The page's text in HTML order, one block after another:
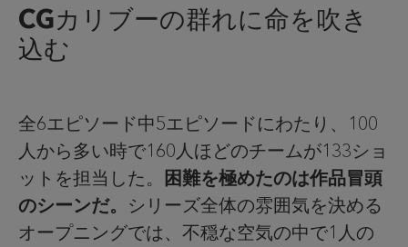
CGカリブーの群れに命を吹き
込む
全6エピソード中5エピソードにわたり、100
人から多い時で160人ほどのチームが133ショ
ットを担当した。
困難を極めたのは作品冒頭
のシーンだ。 シリーズ全体の雰囲気を決める
オープニングでは、不穏な空気の中で1人の